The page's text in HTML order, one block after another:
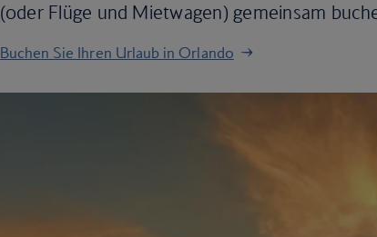
(oder Flüge und Mietwagen) gemeinsam
Buchen Sie Ihren Urlaub in Orlando